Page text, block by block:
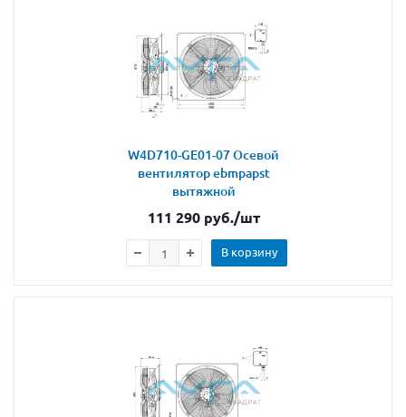
W4D710-GE01-07 Осевой
вентилятор ebmpapst
вытяжной
111 290руб./шт
В корзину